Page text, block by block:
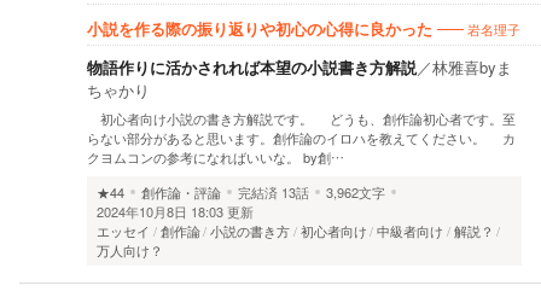
小説を作る際の振り返りや初心の心得に良かった 岩名理子
物語作りに活かされれば本望の小説書き方解説／林雅喜byま
ちゃかり
初心者向け小説の書き方解説です。 どうも、創作論初心者です。至
らない部分があると思います。創作論のイロハを教えてください。 カ
クヨムコンの参考になればいいな。 by創…
★44
創作論・評論 完結済 13話
3,962文字
2024年10月8日 18:03 更新
エッセイ
創作論 小説の書き方 初心者向け 中級者向け
解説？
万人向け？